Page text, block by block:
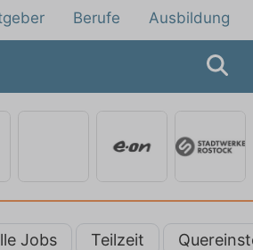
Berufe Ausbildung
Jobs Teilzeit